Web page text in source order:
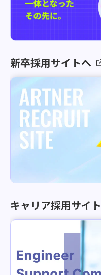
新卒採用サイトへ
キャリア採用サイ